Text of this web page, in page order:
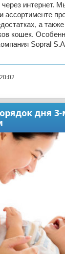
через интернет.
ассортименте
а
кошек.
Sopral
дня 3-